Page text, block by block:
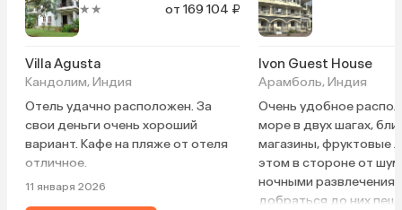
★★ от 169 104 ₽
Villa Agusta
Кандолим, Индия
Отель удачно расположен. За
свои деньги очень хороший
вариант. Кафе на пляже от отеля
отличное.
11 января 2026
Ivon Guest House
Арамболь, Индия
Очень удобное
море в двух шагах,
магазины, фруктовые
этом в стороне от
ночными
добраться до них